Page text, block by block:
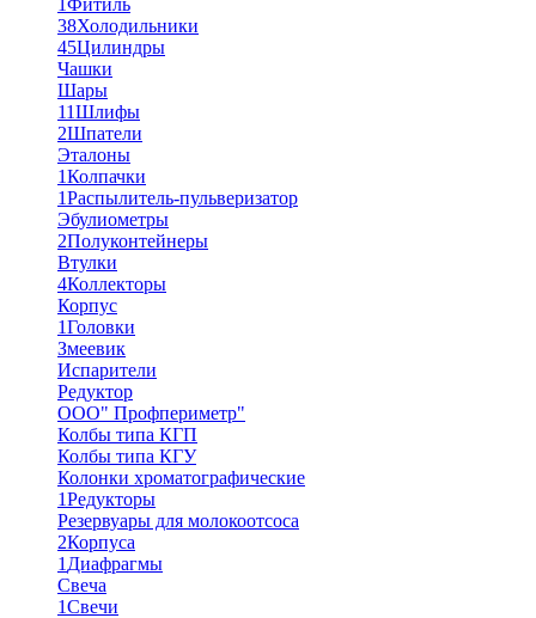
1Фитиль
38Холодильники
45Цилиндры
Чашки
Шары
11Шлифы
2Шпатели
Эталоны
1Колпачки
1Распылитель-пульверизатор
Эбулиометры
2Полуконтейнеры
Втулки
4Коллекторы
Корпус
1Головки
Змеевик
Испарители
Редуктор
ООО" Профпериметр"
Колбы типа КГП
Колбы типа КГУ
Колонки хроматографические
1Редукторы
Резервуары для молокоотсоса
2Корпуса
1 Диафрагмы
Свеча
1Свечи